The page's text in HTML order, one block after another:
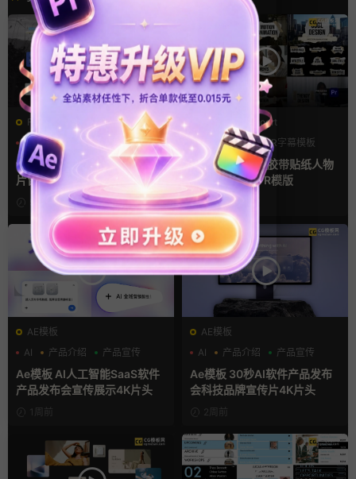
FCPX字幕
字幕模板
弹窗 文字动画
fcpx插件 9组高光标注文字卡
片窗口小组件浮窗
5小时前
PR基本图形mogrt
PR基本图形
PR字幕模板
人物介绍
pr字幕模板 9组胶带贴纸人物
介绍角标动画PR模版
3天前
AE模板
AI
产品介绍 产品宣传
Ae模板 AI人工智能SaaS软件
产品发布会宣传展示4K片头
1周前
AE模板
AI
产品介绍 产品宣传
Ae模板 30秒AI软件产品发布
会科技品牌宣传片4K片头
2周前